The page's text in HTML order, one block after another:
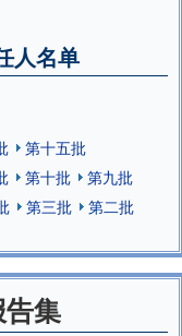
人名单
第十五批
第十批
第九批
第三批
第二批
集